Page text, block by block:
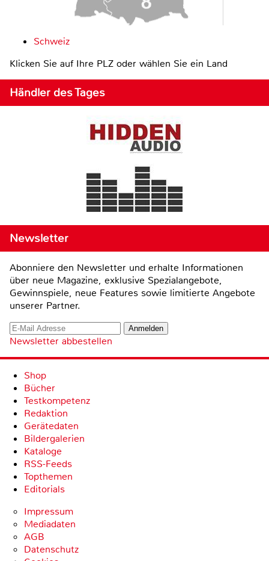
Schweiz
Klicken Sie auf Ihre PLZ oder wählen Sie ein Land
Händler des Tages
Newsletter
Abonniere den Newsletter und erhalte Informationen
über neue Magazine, exklusive Spezialangebote,
Gewinnspiele, neue Features sowie limitierte Angebote
unserer Partner.
Newsletter abbestellen
Shop
Bücher
Testkompetenz
Redaktion
Gerätedaten
Bildergalerien
Kataloge
RSS-Feeds
Topthemen
Editorials
Impressum
Mediadaten
AGB
Datenschutz